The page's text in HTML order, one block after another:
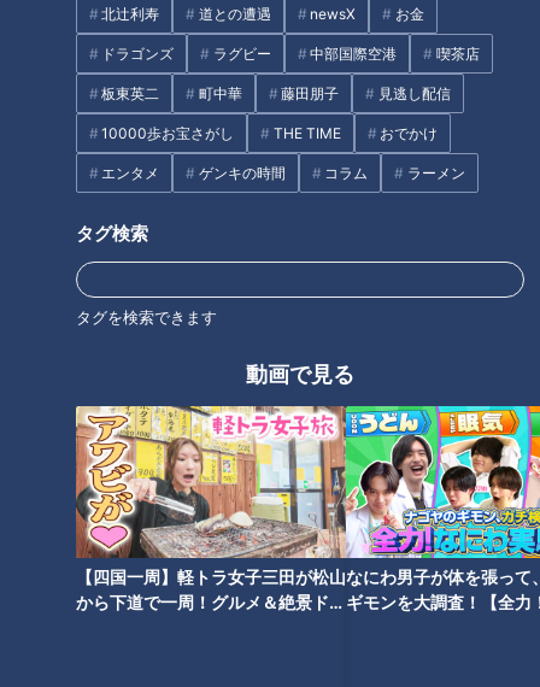
北辻利寿 道との遭遇 newsX お金
ドラゴンズ ラグビー 中部国際空港 喫茶店
板東英二 町中華 藤田朋子 見逃し配信
10000歩お宝さがし THE TIME おでかけ
エンタメ ゲンキの時間 コラム ラーメン
タグ検索
タグを検索できます
動画で見る
【四国一周】軽トラ女子三田が松山
から下道で一周！グルメ＆絶景ドラ
なにわ男子が体を張って
ギモンを大調査！【全力
星野監督が大好きだった独自メ
ニューも！？ ドラゴンズファン
の聖地「ピカイチ」！ 有名人も
訪れる町中華の魅力とは
2000人に1人しか注文しない幻
のメニュー！？山本屋本店「味
噌煮込うどん」意外と知らない
驚きのサービス
上最高のイケメンで昭和の香り
がプンプン匂う男！新たな伝説
が今、明かされる！
県一宮市の「限界モーニン
グ」！激安＆食べ放題も！？モ
ーニングサービスが生まれた理
由とは？
タグ
グルメ サカナファクトリー 海鮮丼